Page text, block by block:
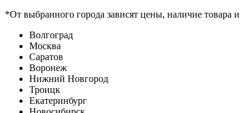
*От выбранного города зависят цены, наличие товара
Волгоград
Москва
Саратов
Воронеж
Нижний Новгород
Троицк
Екатеринбург